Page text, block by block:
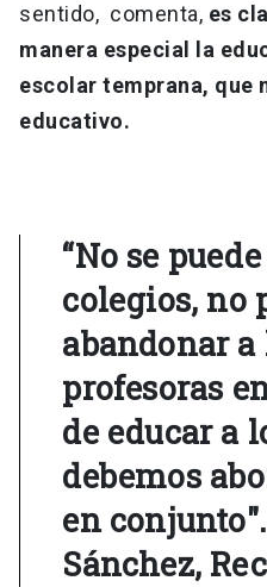
sentido, comenta, es
manera especial la
escolar temprana, que
educativo.
“No se
colegios, no
abandonar
profesoras
de educar a
debemos
en
Sánchez,